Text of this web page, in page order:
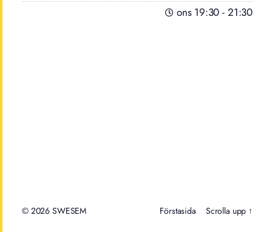
ons 19:30 - 21:30
© 2026 Förstasida Scrolla upp ↑